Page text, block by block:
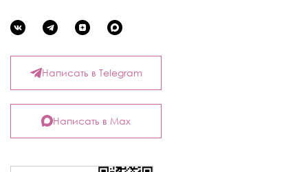
Написать в Telegram
Написать в Max